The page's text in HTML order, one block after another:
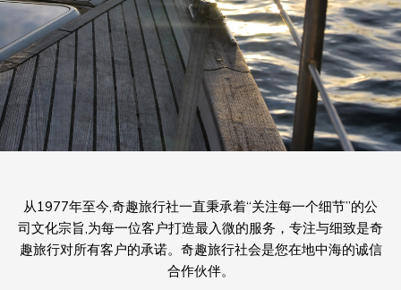
从1977年至今,奇趣旅行社一直秉承着“关注每一个细节”的公
司文化宗旨,为每一位客户打造最入微的服务，专注与细致是奇
趣旅行对所有客户的承诺。奇趣旅行社会是您在地中海的诚信
合作伙伴。